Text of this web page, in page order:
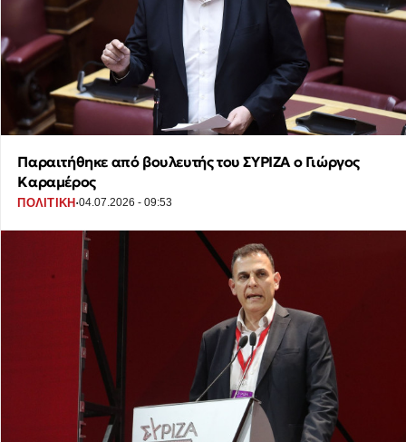
Παραιτήθηκε από βουλευτής του ΣΥΡΙΖΑ ο Γιώργος
Καραμέρος
ΠΟΛΙΤΙΚΗ·04.07.2026 - 09:53